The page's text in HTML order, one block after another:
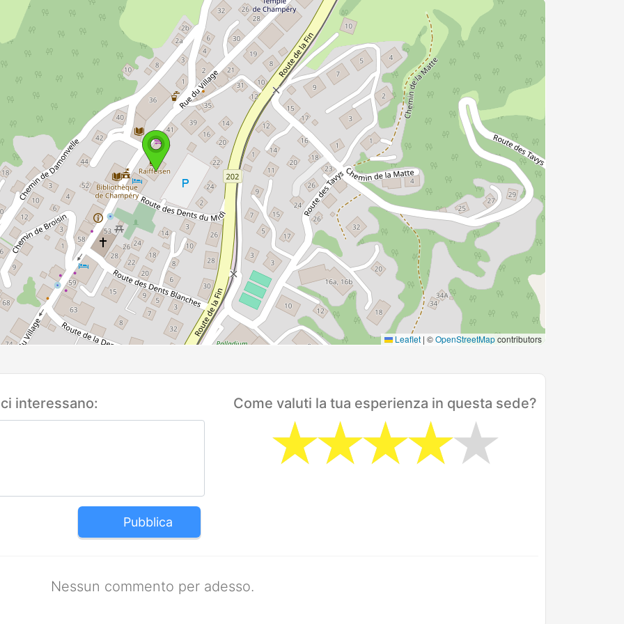
Leaflet | ©OpenStreetMapcontributors
Come valuti la tua esperienza in questa sede?
interessano:
Pubblica
Nessun commento per adesso.